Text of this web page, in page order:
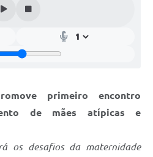
primeiro encontro
de mães atípicas e
os desafios da maternidade